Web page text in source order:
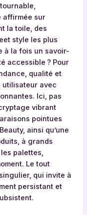
affirmée sur
la toile, des
style les plus
à la fois un savoir-
accessible ? Pour
qualité et
utilisateur avec
Ici, pas
vibrant
pointues
ainsi qu’une
à grands
palettes,
Le tout
qui invite à
persistant et